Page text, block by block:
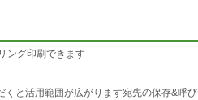
ング印刷できます
と活用範囲が広がります宛先の保存&呼び